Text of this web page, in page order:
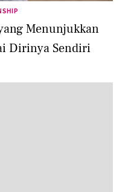
Menunjukkan
Dirinya Sendiri